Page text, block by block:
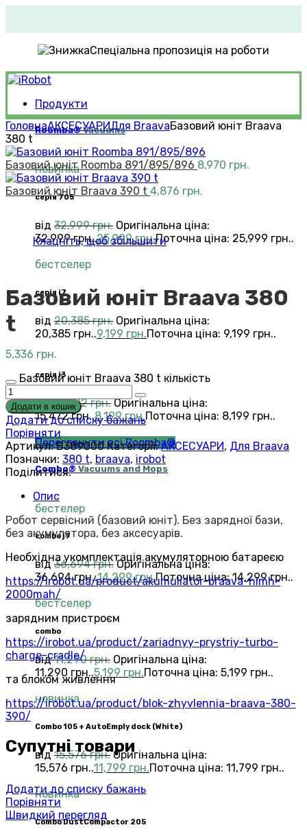
Спеціальна пропозиція на роботи
Продукти
Roomba®Vacuums
новинка
серія 705
від 32,999грн. Оригінальна ціна:
32,999 грн..25,999грн.Поточна ціна: 25,999 грн..
бестселер
серія i7
від 20,385грн. Оригінальна ціна:
20,385 грн..9,199 грн.Поточна ціна: 9,199 грн..
серія i3
від15,472грн. Оригінальна ціна:
15,472 грн..8,199грн.Поточна ціна: 8,199 грн..
Переглянути всі Roomba®
Combo® Vacuums and Mops
бестелер
combo j7
від36,694грн. Оригінальна ціна:
36,694 грн..14,299грн.Поточна ціна: 14,299 грн..
бестселер
combo
від11,290грн. Оригінальна ціна:
11,290 грн..5,199 грн.Поточна ціна: 5,199 грн..
новинка
Combo 105 + AutoEmply dock (White)
від15,576грн. Оригінальна ціна:
15,576 грн..11,799 грн.Поточна ціна: 11,799 грн..
новинка
Combo DustCompactor 205
ГоловнаАКСЕСУАРИДля BraavaБазовий юніт Braava
380 t
Базовий юніт Roomba 891/895/896 8,970 грн.
Базовий юніт Braava 390 t 4,876 грн.
Клацніть, щоб збільшити
Базовий юніт Braava 380
t
5,336 грн.
Базовий юніт Braava 380 t кількість
Додати в кошик
Додати до списку бажань
Порівняти
Артикул:B389000Категорії:АКСЕСУАРИ, Для Braava
Позначки: 380 t, braava, irobot
Поділитися:
Опис
Робот сервісний (базовий юніт). Без зарядної бази,
без акумулятора, без аксесуарів.
Необхідна укомплектація акумуляторною батареєю
https://irobot.ua/product/akumuliator-braava-nimh-
2000mah/
зарядним пристроєм
https://irobot.ua/product/zariadnyy-prystriy-turbo-
charge-cradle/
та блоком живлення
https://irobot.ua/product/blok-zhyvlennia-braava-380-
390/
Супутні товари
Додати до списку бажань
Порівняти
Швидкий перегляд